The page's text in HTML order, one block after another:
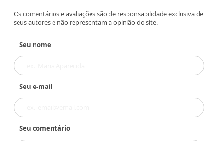
Os comentários e avaliações são de responsabilidade exclusiva de
seus autores e não representam a opinião do site.
Seu nome
Seu e-mail
Seu comentário